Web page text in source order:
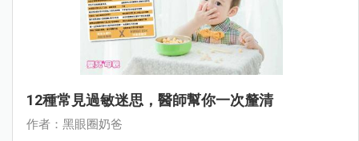
12種常見過敏迷思，醫師幫你一次釐清
作者：黑眼圈奶爸